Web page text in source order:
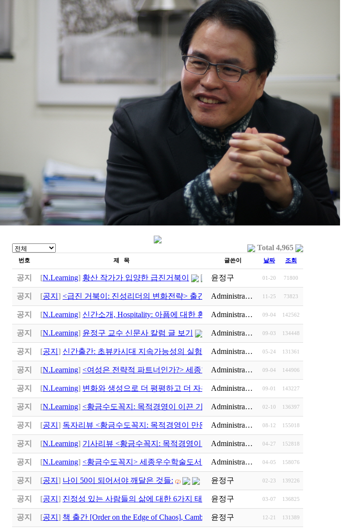
Total 4,965
번호 제 목 글쓴이 날짜 조회
공지 [N.Learning] 황산 작가가 입양한 급진거북이 윤정구 01-20 71800
공지 [공지 ] <급진 거북이: 진성리더의 변화전략> 출간 Administra… 11-25 73823
공지 [N.Learning] 신간소개, Hospitality: 아픔에 대한 환대 (2)
Administra… 09-04 142562
공지 [N.Learning] 윤정구 교수 신문사 칼럼 글 보기 Administra… 09-03 134448
공지 [공지 ] 신간출간: 초뷰카시대 지속가능성의 실험실 Administra… 05-24 131361
공지 [N.Learning] <여성은 전략적 파트너인가?> 세종학술도서 선정
Administra… 09-04 144906
공지 [N.Learning] 변화와 생성으로 더 평평하고 더 자유로와진 세상
Administra… 09-01 143227
공지 [N.Learning] <황금수도꼭지: 목적경영이 이끈 기적> 교보 북모닝
Administra… 02-10 136397
공지 [공지 ] 독자리뷰 <황금수도꼭지: 목적경영이 만든 기적 (샘앤파커스 …
Administra… 08-12 155018
공지 [N.Learning] 기사리뷰 <황금수꼭지: 목적경영이 만들어낸 기적>
Administra… 04-27 152818
공지 [N.Learning] <황금수도꼭지> 세종우수학술도서 선정 (8)
Administra… 04-05 158076
공지 [공지 ] 나이 50이 되어서야 깨달은 것들: (2) 윤정구 02-23 139226
공지 [공지 ] 진정성 있는 사람들의 삶에 대한 6가지 태도 (1)
윤정구 03-07 136825
공지 [공지 ] 책 출간 [Order on the Edge of Chaos], Cambridge University …
윤정구 12-21 131389